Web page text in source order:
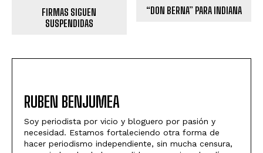
FIRMAS SIGUEN
SUSPENDIDAS
“DON BERNA” PARA INDIANA
RUBEN BENJUMEA
Soy periodista por vicio y bloguero por pasión y
necesidad. Estamos fortaleciendo otra forma de
hacer periodismo independiente, sin mucha censura,